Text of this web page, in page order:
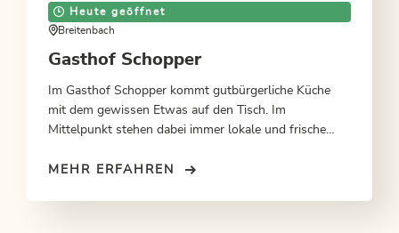
Heute geöffnet
Breitenbach
Gasthof Schopper
Im Gasthof Schopper kommt gutbürgerliche Küche
mit dem gewissen Etwas auf den Tisch. Im
Mittelpunkt stehen dabei immer lokale und frische
MEHR ERFAHREN